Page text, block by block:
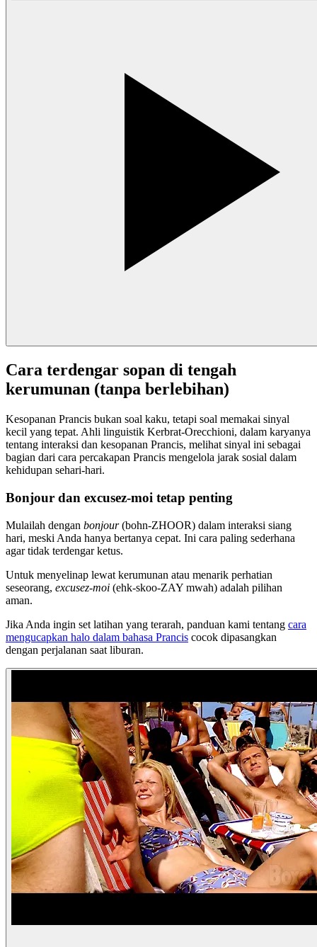
Cara terdengar sopan di tengah
kerumunan (tanpa berlebihan)
Kesopanan Prancis bukan soal kaku, tetapi soal memakai sinyal
kecil yang tepat. Ahli linguistik Kerbrat-Orecchioni, dalam karyanya
tentang interaksi dan kesopanan Prancis, melihat sinyal ini sebagai
bagian dari cara percakapan Prancis mengelola jarak sosial dalam
kehidupan sehari-hari.
Bonjour dan excusez-moi tetap penting
Mulailah dengan bonjour(bohn-ZHOOR) dalam interaksi siang
hari, meski Anda hanya bertanya cepat. Ini cara paling sederhana
agar tidak terdengar ketus.
Untuk menyelinap lewat kerumunan atau menarik perhatian
seseorang, excusez-moi (ehk-skoo-ZAY mwah) adalah pilihan
aman.
Jika Anda ingin set latihan yang terarah, panduan kami tentang cara
mengucapkan halo dalam bahasa Prancis cocok dipasangkan
dengan perjalanan saat liburan.